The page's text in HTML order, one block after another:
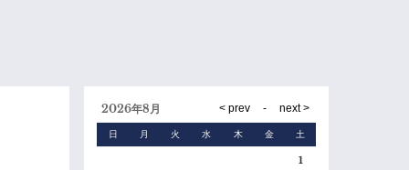
2026年8月
日 月 火 水 木 金 土
1